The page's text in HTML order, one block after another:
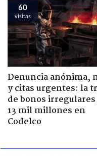
60
visitas
Denuncia anónima,
y citas urgentes: la
de bonos
13 mil millones en
Codelco